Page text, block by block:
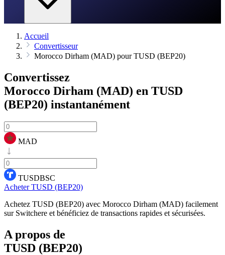
Accueil
Convertisseur
Morocco Dirham (MAD) pour TUSD (BEP20)
Convertissez
Morocco Dirham (MAD) en TUSD
(BEP20) instantanément
MAD
TUSDBSC
Acheter TUSD (BEP20)
Achetez TUSD (BEP20) avec Morocco Dirham (MAD) facilement
sur Switchere et bénéficiez de transactions rapides et sécurisées.
A propos de
TUSD (BEP20)